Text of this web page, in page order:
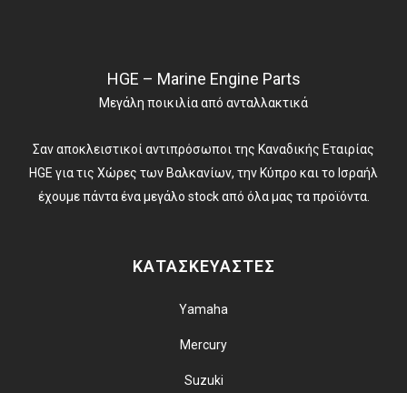
HGE – Marine Engine Parts
Μεγάλη ποικιλία από ανταλλακτικά
Σαν αποκλειστικοί αντιπρόσωποι της Καναδικής Εταιρίας
HGE για τις Χώρες των Βαλκανίων, την Κύπρο και το Ισραήλ
έχουμε πάντα ένα μεγάλο stock από όλα μας τα προϊόντα.
ΚΑΤΑΣΚΕΥΑΣΤΕΣ
Yamaha
Mercury
Suzuki